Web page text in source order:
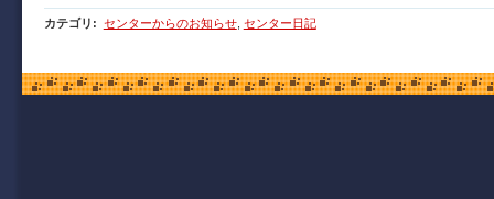
カテゴリ : センターからのお知らせ, センター日記
Copyright (C) 2009 函館市青年センター. All Rights Reserved.